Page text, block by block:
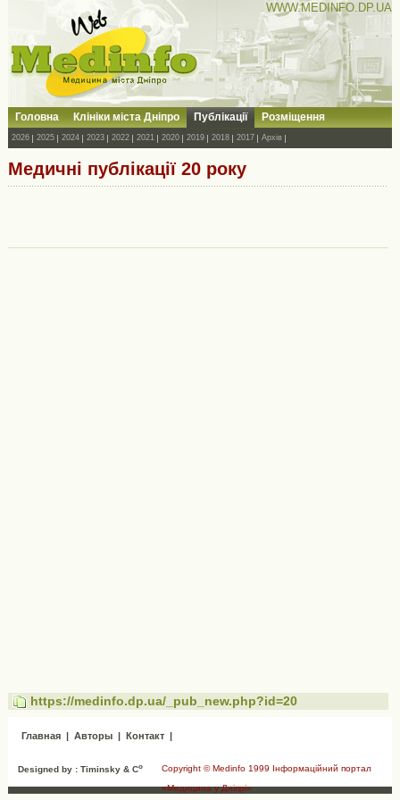
WWW.MEDINFO.DP.UA
Головна Клініки міста Дніпро Публікації Розміщення
2026 2025 2024 2023 2022 2021 2020 2019 2018 2017 Архів
Медичні публікації 20 року
https://medinfo.dp.ua/_pub_new.php?id=20
Главная | Авторы | Контакт |
Copyright © Medinfo 1999 Інформаційний портал
«Медицина у Дніпрі»
Designed by : Timinsky & Co